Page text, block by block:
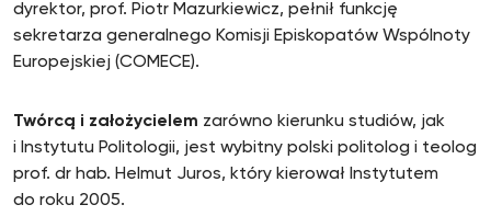
dyrektor, prof. Piotr Mazurkiewicz, pełnił funkcję
sekretarza generalnego Komisji Episkopatów Wspólnoty
Europejskiej (COMECE).
Twórcą i założycielem zarówno kierunku studiów, jak
i Instytutu Politologii, jest wybitny polski politolog i teolog
prof. dr hab. Helmut Juros, który kierował Instytutem
do roku 2005.